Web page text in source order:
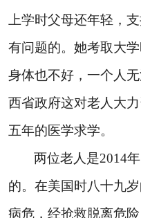
上学时父母还年轻，
有问题的。她考取大
身体也不好，一个人
西省政府这对老人大
五年的医学求学。
两位老人是2014年
的。在美国时八十九
病危，经抢救脱离危